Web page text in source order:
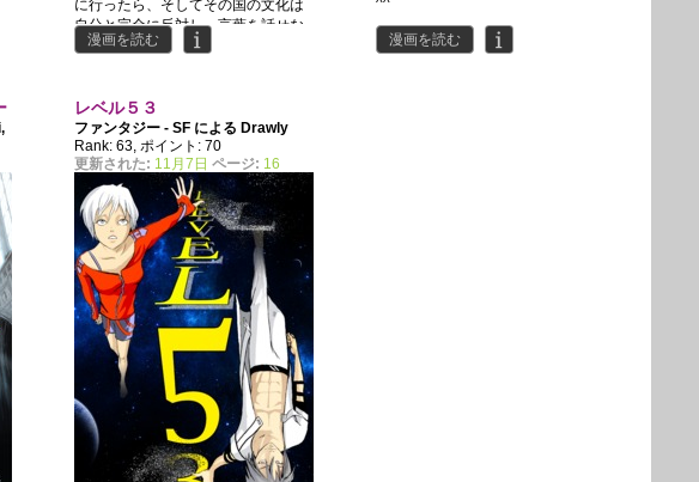
に行ったら、そしてその国の文化は
自分と完全に反対し、言葉を話せな
い、どうすればいい ？
漫画を読む
^^
漫画を読む
,
レベル５３
ファンタジー - SF による Drawly
Rank: 63, ポイント: 70
更新された: 11月7日 ページ: 16